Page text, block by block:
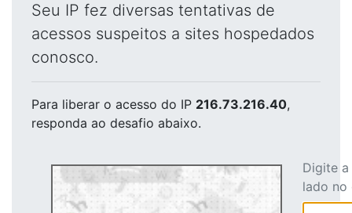
Seu IP fez diversas tentativas de
acessos suspeitos a sites hospedados
conosco.
Para liberar o acesso do IP 216.73.216.40,
responda ao desafio abaixo.
Digite
lado no